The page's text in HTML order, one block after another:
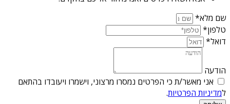
שם מלא*
טלפון*
דואל*
הודעה
אני מאשר/ת כי הפרטים נמסרו מרצוני, וישמרו ויעובדו בהתאם
למדיניות הפרטיות.